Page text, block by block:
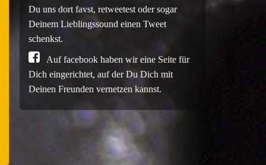
Du uns dort favst, retweetest oder sogar
Deinem Lieblingssound einen Tweet
schenkst.
Auf facebook haben wir eine Seite für
Dich eingerichtet, auf der Du Dich mit
Deinen Freunden vernetzen kannst.